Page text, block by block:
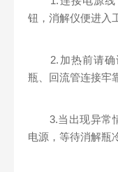
钮，消解仪便进入
2.加热前请确
瓶、回流管连接牢
3.当出现异常情
电源，等待消解瓶